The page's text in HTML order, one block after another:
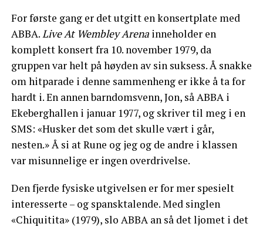
For første gang er det utgitt en konsertplate med
ABBA.Live At Wembley Arenainneholder en
komplett konsert fra 10. november 1979, da
gruppen var helt på høyden av sin suksess. Å snakke
om hitparade i denne sammenheng er ikke å ta for
hardt i. En annen barndomsvenn, Jon, så ABBA i
Ekeberghallen i januar 1977, og skriver til meg i en
SMS: «Husker det som det skulle vært i går,
nesten.» Å si at Rune og jeg og de andre i klassen
var misunnelige er ingen overdrivelse.
Den fjerde fysiske utgivelsen er for mer spesielt
interesserte – og spansktalende. Med singlen
«Chiquitita» (1979), slo ABBA an så det ljomet i det